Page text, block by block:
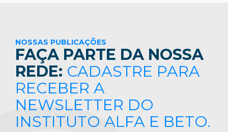
NOSSAS PUBLICAÇÕES
FAÇA PARTE DA NOSSA
REDE: CADASTRE PARA
RECEBER A
NEWSLETTER DO
INSTITUTO ALFA E BETO.